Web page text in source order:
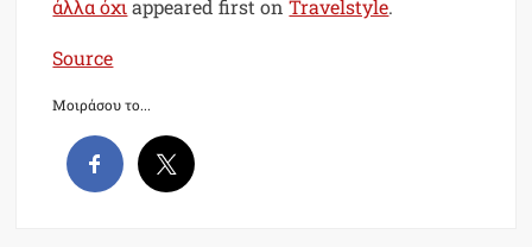
άλλα όχιappeared first onTravelstyle.
Source
Μοιράσου το...